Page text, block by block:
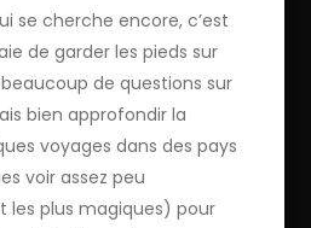
se cherche encore, c’est
de garder les pieds sur
de questions sur
bien approfondir la
voyages dans des pays
voir assez peu
les plus magiques) pour